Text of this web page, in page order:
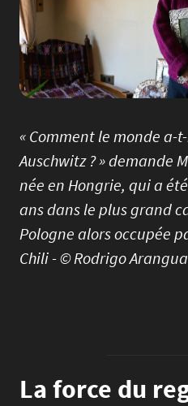
« Comment le monde a-
Auschwitz ? » demande
née en Hongrie, qui a
ans dans le plus grand
Pologne alors occupée
Chili - © Rodrigo
La force du